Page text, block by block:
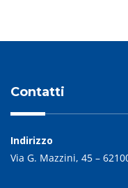
Contatti
Indirizzo
Via G. Mazzini, 45 –